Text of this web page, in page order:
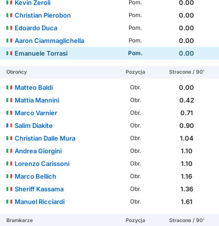
Kevin Zeroli
Pom.
0.00
Christian Pierobon
Pom.
0.00
Edoardo Duca
Pom.
0.00
Aaron Ciammaglichella
Pom.
0.00
Emanuele Torrasi
Pom. 0.00
Obrońcy Pozycja Stracone / 90'
Matteo Baldi Obr.
0.00
Mattia Mannini
Obr.
0.42
Marco Varnier
Obr.
0.71
Salim Diakite
Obr.
0.90
Christian Dalle Mura
Obr.
1.04
Andrea Giorgini
Obr.
1.10
Lorenzo Carissoni
Obr.
1.10
Marco Bellich
Obr.
1.16
Sheriff Kassama
Obr.
1.36
Manuel Ricciardi
Obr. 1.61
Bramkarze Pozycja Stracone / 90'